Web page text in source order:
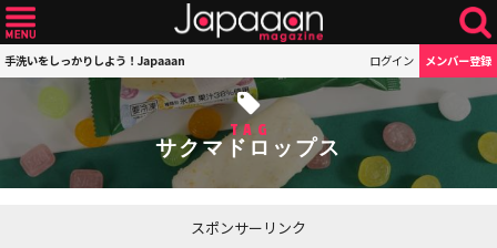
手洗いをしっかりしよう！Japaaan ログイン メンバー登録
TAG
サクマドロップス
スポンサーリンク